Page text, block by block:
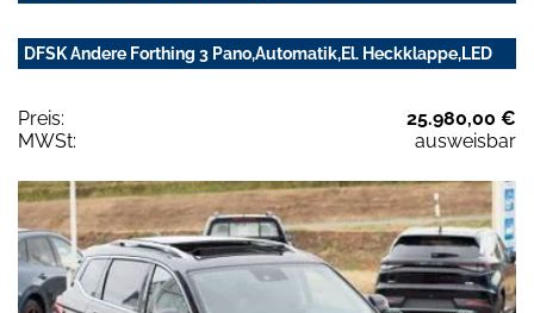
DFSK Andere Forthing 3 Pano,Automatik,El. Heckklappe,LED
Preis:
25.980,00 €
MWSt:
ausweisbar